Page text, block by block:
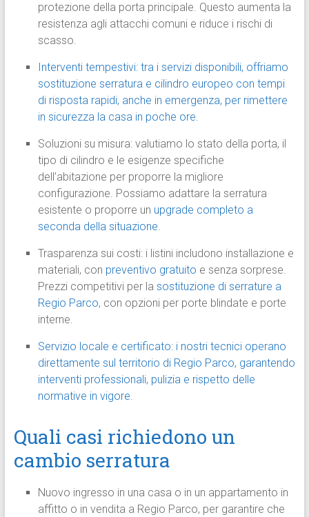
protezione della porta principale. Questo aumenta la
resistenza agli attacchi comuni e riduce i rischi di
scasso.
Interventi tempestivi: tra i servizi disponibili, offriamo
sostituzione serratura e cilindro europeo con tempi
di risposta rapidi, anche in emergenza, per rimettere
in sicurezza la casa in poche ore.
Soluzioni su misura: valutiamo lo stato della porta, il
tipo di cilindro e le esigenze specifiche
dell’abitazione per proporre la migliore
configurazione. Possiamo adattare la serratura
esistente o proporre un upgrade completo a
seconda della situazione.
Trasparenza sui costi: i listini includono installazione e
materiali, con preventivo gratuito e senza sorprese.
Prezzi competitivi per la sostituzione di serrature a
Regio Parco, con opzioni per porte blindate e porte
interne.
Servizio locale e certificato: i nostri tecnici operano
direttamente sul territorio di Regio Parco, garantendo
interventi professionali, pulizia e rispetto delle
normative in vigore.
Quali casi richiedono un
cambio serratura
Nuovo ingresso in una casa o in un appartamento in
affitto o in vendita a Regio Parco, per garantire che